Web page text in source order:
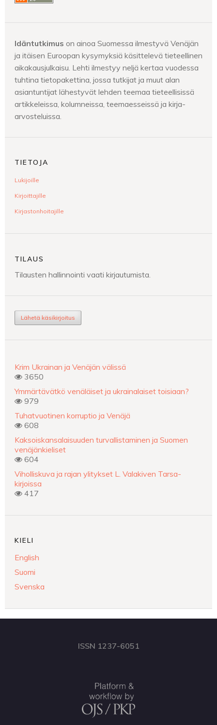
Idäntutkimus on ainoa Suomessa ilmestyvä Venäjän
ja itäisen Euroopan kysymyksiä käsittelevä tieteellinen
aikakausjulkaisu. Lehti ilmestyy neljä kertaa vuodessa
tuhtina tietopakettina, jossa tutkijat ja muut alan
asiantuntijat lähestyvät lehden teemaa tieteellisissä
artikkeleissa, kolumneissa, teemaesseissä ja kirja-
arvosteluissa.
TIETOJA
Lukijoille
Kirjoittajille
Kirjastonhoitajille
TILAUS
Tilausten hallinnointi vaati kirjautumista.
Lähetä käsikirjoitus
Krim Ukrainan ja Venäjän välissä
3650
Ymmärtävätkö venäläiset ja ukrainalaiset toisiaan?
979
Tuhatvuotinen korruptio ja Venäjä
608
Kaksoiskansalaisuuden turvallistaminen ja Suomen
venäjänkieliset
604
Viholliskuva ja rajan ylitykset L. Valakiven Tarsa-
kirjoissa
417
KIELI
English
Suomi
Svenska
ISSN 1237-6051